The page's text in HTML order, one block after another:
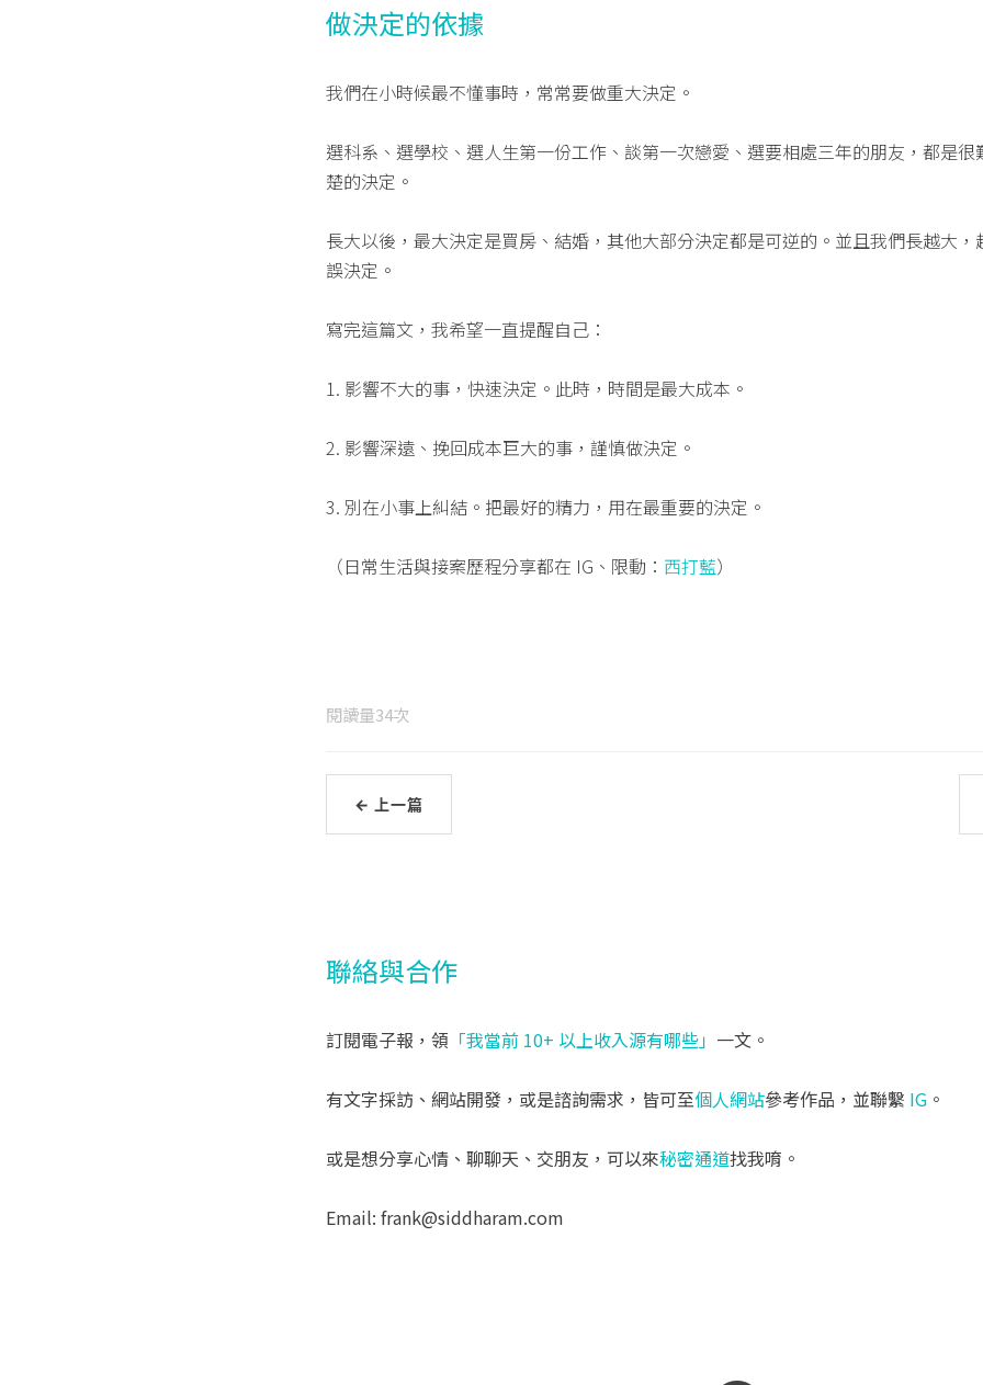
做決定的依據
我們在小時候最不懂事時，常常要做重大決定。
選科系、選學校、選人生第一份工作、談第一次戀愛、選要相處三年的朋友，都是很
楚的決定。
長大以後，最大決定是買房、結婚，其他大部分決定都是可逆的。並且我們長越大，
誤決定。
寫完這篇文，我希望一直提醒自己：
1. 影響不大的事，快速決定。此時，時間是最大成本。
2. 影響深遠、挽回成本巨大的事，謹慎做決定。
3. 別在小事上糾結。把最好的精力，用在最重要的決定。
（日常生活與接案歷程分享都在 IG、限動： 西打藍）
閱讀量34次
← 上一篇
聯絡與合作
訂閱電子報，領 「我當前 10+ 以上收入源有哪些」 一文。
有文字採訪、網站開發，或是諮詢需求，皆可至個人網站參考作品，並聯繫 IG 。
或是想分享心情、聊聊天、交朋友，可以來秘密通道找我唷。
Email: frank@siddharam.com